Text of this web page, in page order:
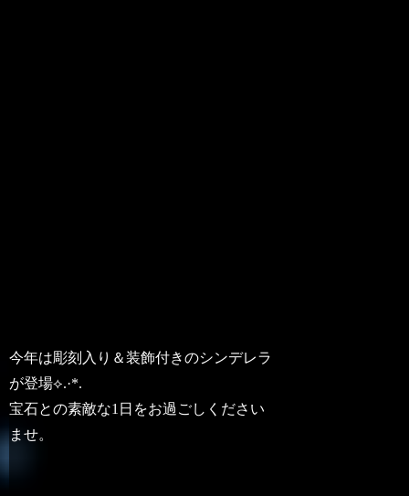
今年は彫刻入り＆装飾付きのシンデレラ
が登場⟡.·*.
宝石との素敵な1日をお過ごしください
ませ。